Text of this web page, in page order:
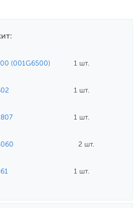
(001G6500) 1 шт.
1 шт.
1 шт.
2 шт.
1 шт.